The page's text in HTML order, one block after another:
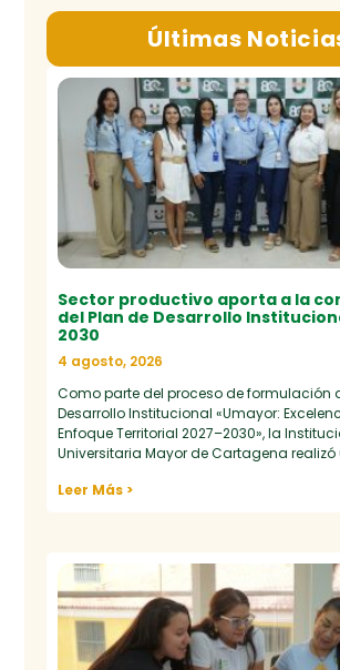
Últimas
Sector productivo aporta a la
del Plan de Desarrollo
2030
4 agosto, 2026
Como parte del proceso de formulación
Desarrollo Institucional «Umayor:
Enfoque Territorial 2027–2030», la
Universitaria Mayor de Cartagena realizó
Leer Más >